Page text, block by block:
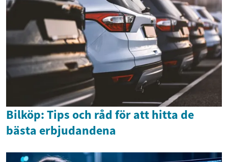
Bilköp: Tips och råd för att hitta de
bästa erbjudandena